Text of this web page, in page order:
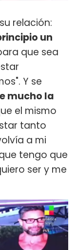
relación:
un
que sea
Y se
mucho la
el mismo
tanto
a mi
tengo que
ser y me